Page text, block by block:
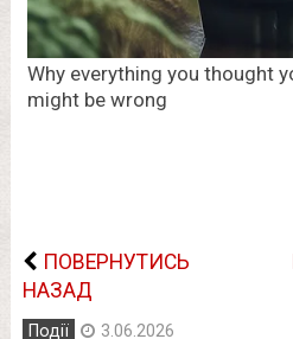
ПОВЕРНУТИСЬ
НАЗАД
Події 3.06.2026